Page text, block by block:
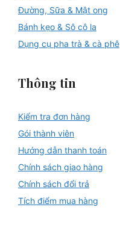
Đường, Sữa & Mật ong
Bánh kẹo & Sô cô la
Dụng cụ pha trà & cà phê
Thông tin
Kiểm tra đơn hàng
Gói thành viên
Hướng dẫn thanh toán
Chính sách giao hàng
Chính sách đổi trả
Tích điểm mua hàng